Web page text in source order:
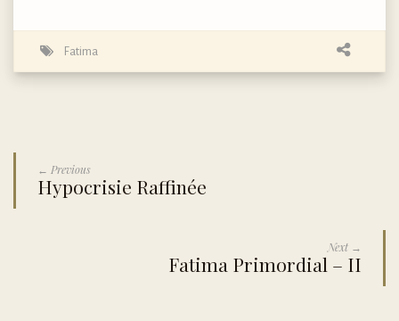
Fatima
← Previous
Hypocrisie Raffinée
Next →
Fatima Primordial – II